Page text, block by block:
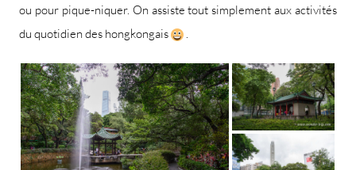
ou pour pique-niquer. On assiste tout simplement aux activités
du quotidien des hongkongais
.